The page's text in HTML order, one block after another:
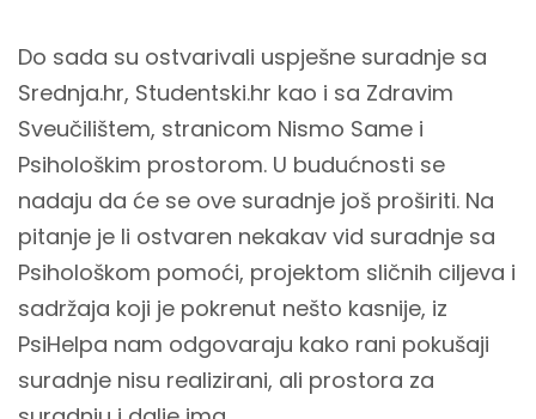
Do sada su ostvarivali uspješne suradnje sa
Srednja.hr, Studentski.hr kao i sa Zdravim
Sveučilištem, stranicom Nismo Same i
Psihološkim prostorom. U budućnosti se
nadaju da će se ove suradnje još proširiti. Na
pitanje je li ostvaren nekakav vid suradnje sa
Psihološkom pomoći, projektom sličnih ciljeva i
sadržaja koji je pokrenut nešto kasnije, iz
PsiHelpa nam odgovaraju kako rani pokušaji
suradnje nisu realizirani, ali prostora za